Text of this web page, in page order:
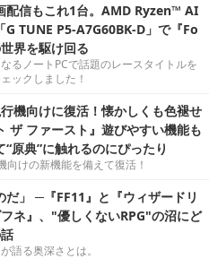
配信もこれ1台。AMD Ryzen™ AI
G TUNE P5-A7G60BK-D」で『Fo
界を駆け回る
るノートPCで話題のレースタイトルを
ックしました！
機向けに復活！懐かしくも色褪せ
ザ ファースト』遊びやすい機能も
原典”に触れるのにぴったり
向けの新機能を備えて復活！
だ」 ─『FF11』と『ウィザードリ
ネ』、"優しくないRPG"の沼にど
語る奥深さとは。